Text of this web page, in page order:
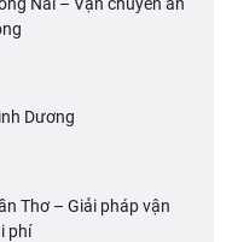
Dương
Thơ – Giải pháp vận
phí